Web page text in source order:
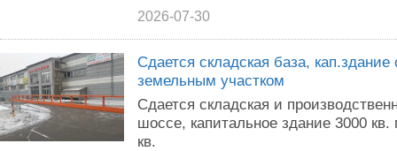
2026-07-30
Сдается складская база,
земельным участком
Сдается складская и
шоссе, капитальное здание 3000
кв.